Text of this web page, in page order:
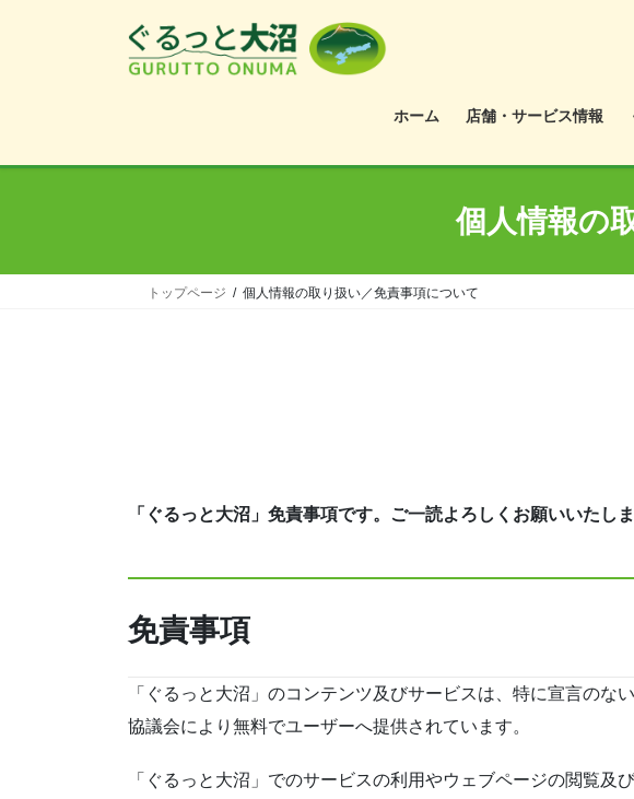
ホーム 店舗・サービス情報
個人情報の
トップページ 個人情報の取り扱い／免責事項について
「ぐるっと大沼」免責事項です。ご一読よろしくお願いいたしま
免責事項
「ぐるっと大沼」のコンテンツ及びサービスは、特に宣言のな
協議会により無料でユーザーへ提供されています。
「ぐるっと大沼」でのサービスの利用やウェブページの閲覧及